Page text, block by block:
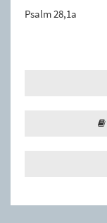
Psalm 28,1a